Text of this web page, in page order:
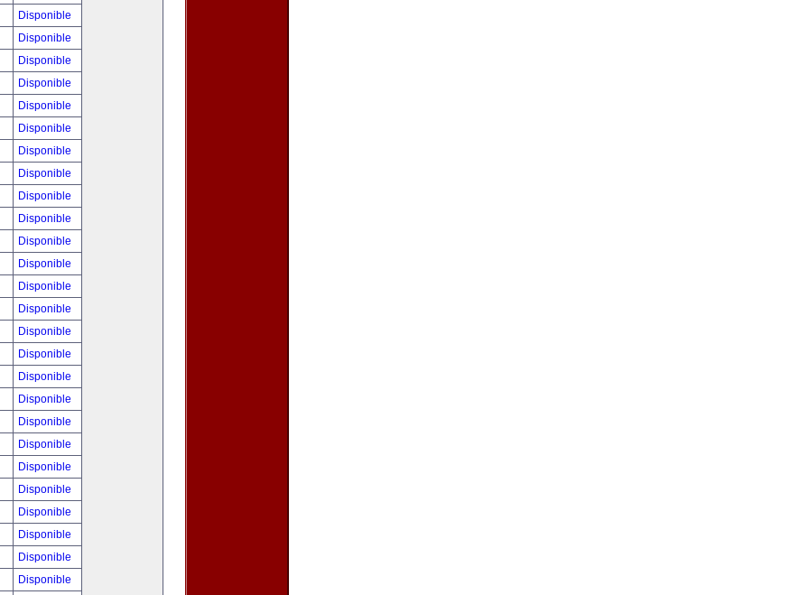
Disponible
Disponible
Disponible
Disponible
Disponible
Disponible
Disponible
Disponible
Disponible
Disponible
Disponible
Disponible
Disponible
Disponible
Disponible
Disponible
Disponible
Disponible
Disponible
Disponible
Disponible
Disponible
Disponible
Disponible
Disponible
Disponible